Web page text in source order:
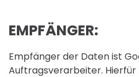
EMPFÄNGER:
Empfänger der Daten ist
Auftragsverarbeiter.